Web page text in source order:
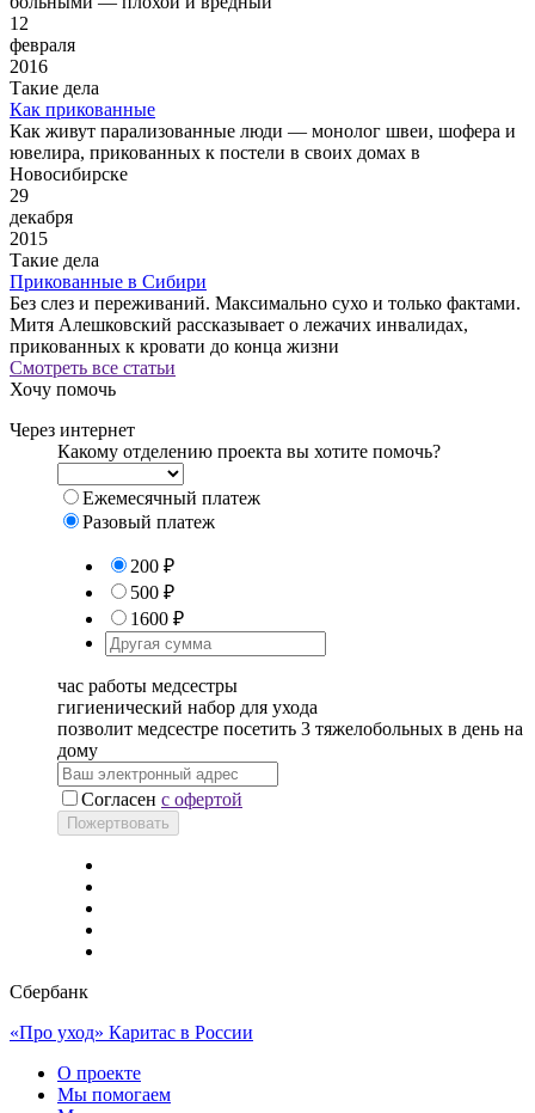
12
февраля
2016
Такие дела
Как прикованные
Как живут парализованные люди — монолог швеи, шофера и
ювелира, прикованных к постели в своих домах в
Новосибирске
29
декабря
2015
Такие дела
Прикованные в Сибири
Без слез и переживаний. Максимально сухо и только фактами.
Митя Алешковский рассказывает о лежачих инвалидах,
прикованных к кровати до конца жизни
Смотреть все статьи
Хочу помочь
Через интернет
Какому отделению проекта вы хотите помочь?
Ежемесячный платеж
Разовый платеж
200 ₽
500 ₽
1600 ₽
час работы медсестры
гигиенический набор для ухода
позволит медсестре посетить 3 тяжелобольных в день на
дому
Согласен с офертой
Сбербанк
«Про уход» Каритас в России
О проекте
Мы помогаем